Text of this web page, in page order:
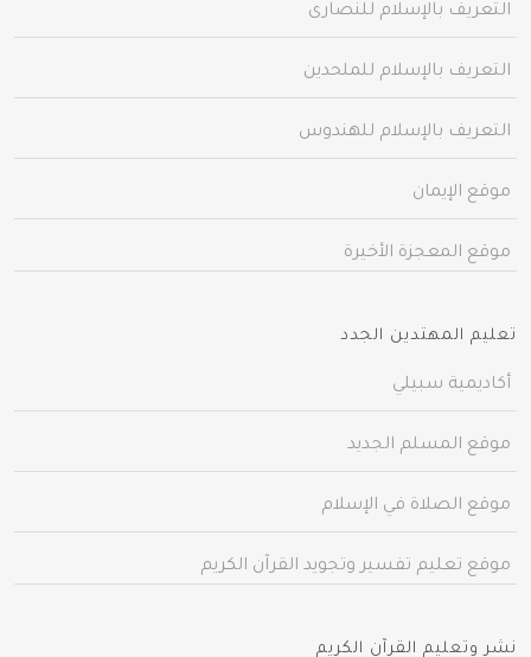
التعريف بالإسلام للنصارى
التعريف بالإسلام للملحدين
التعريف بالإسلام للهندوس
موقع الإيمان
موقع المعجزة الأخيرة
تعليم المهتدين الجدد
أكاديمية سبيلي
موقع المسلم الجديد
موقع الصلاة في الإسلام
موقع تعليم تفسير وتجويد القرآن الكريم
نشر وتعليم القرآن الكريم